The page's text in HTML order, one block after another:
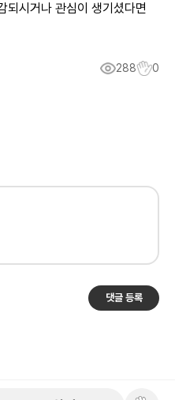
되시거나 관심이 생기셨다면
288 0
댓글 등록